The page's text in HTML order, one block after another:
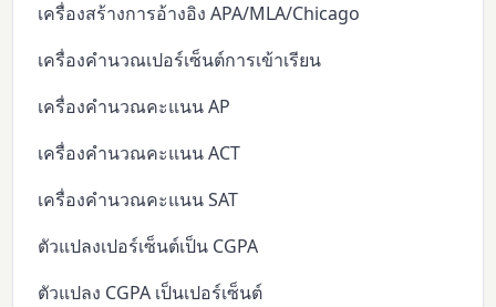
เครื่องสร้างการอ้างอิง APA/MLA/Chicago
เครื่องคำนวณเปอร์เซ็นต์การเข้าเรียน
เครื่องคำนวณคะแนน AP
เครื่องคำนวณคะแนน ACT
เครื่องคำนวณคะแนน SAT
ตัวแปลงเปอร์เซ็นต์เป็น CGPA
ตัวแปลง CGPA เป็นเปอร์เซ็นต์